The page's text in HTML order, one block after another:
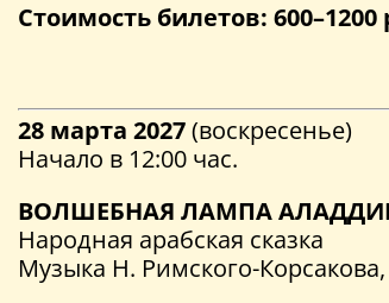
Стоимость билетов: 600–1200
28 марта 2027(воскресенье)
Начало в 12:00 час.
ВОЛШЕБНАЯ ЛАМПА
Народная арабская сказка
Музыка Н. Римского-